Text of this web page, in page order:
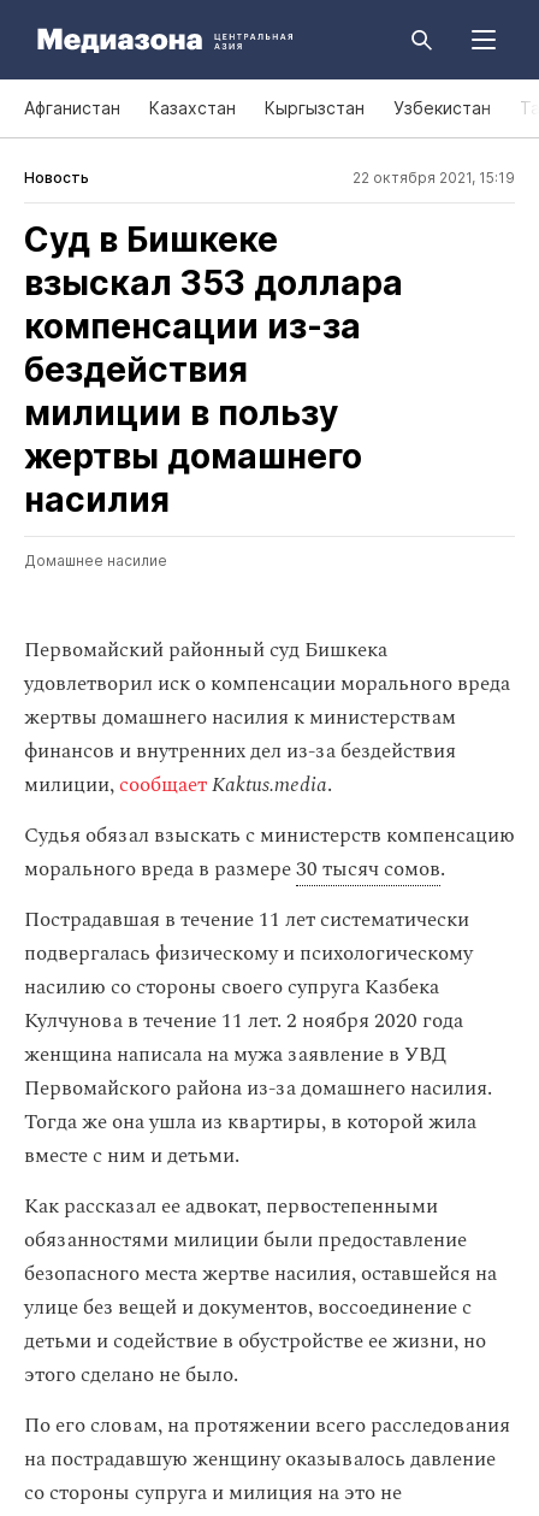
Афганистан Казахстан Кыргызстан Узбекистан
Новость 22 октября 2021, 15:19
Суд в Бишкеке
взыскал 353 доллара
компенсации из‑за
бездействия
милиции в пользу
жертвы домашнего
насилия
Домашнее насилие
Первомайский районный суд Бишкека
удовлетворил иск о компенсации морального вреда
жертвы домашнего насилия к министерствам
финансов и внутренних дел из-за бездействия
милиции,сообщаетKaktus.media.
Судья обязал взыскать с министерств компенсацию
морального вреда в размере30 тысяч сомов.
Пострадавшая в течение 11 лет систематически
подвергалась физическому и психологическому
насилию со стороны своего супруга Казбека
Кулчунова в течение 11 лет. 2 ноября 2020 года
женщина написала на мужа заявление в УВД
Первомайского района из-за домашнего насилия.
Тогда же она ушла из квартиры, в которой жила
вместе с ним и детьми.
Как рассказал ее адвокат, первостепенными
обязанностями милиции были предоставление
безопасного места жертве насилия, оставшейся на
улице без вещей и документов, воссоединение с
детьми и содействие в обустройстве ее жизни, но
этого сделано не было.
По его словам, на протяжении всего расследования
на пострадавшую женщину оказывалось давление
со стороны супруга и милиция на это не